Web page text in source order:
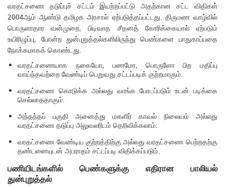
வரதட்சணை தடுப்புச் சட்டம் இயற்றப்பட்டு அதற்கான சட்ட விதிகள்
2004ஆம் ஆண்டு தமிழக அரசால் ஏற்படுத்தப்பட்டது. திருமண வாழ்வில்
பொருளாதார வன்முறை, பிடிவாத சீதனத் கோரிக்கையால் ஏற்படும்
உயிரிழுப்பு, போன்ற துன்புறுத்தல்களிலிருந்து பெண்களை பாதுகாப்பதை
நோக்கமாகக் கொண்டது.
வரதட்சணையாக நகையோ, பணமோ, பொருளோ பிற மதிப்பு
வாய்ந்தவற்றை வேண்டிப் பெறுவது சட்டப்படிக் குற்றமாகும்.
வரதட்சணை கொடுக்க அல்லது வாங்க போடப்படும் உடன் படிக்கை
செல்லாததாகும்.
அந்தந்தப் பகுதி அனைத்து மகளிர் காவல் நிலையம் அல்லது
வரதட்சணை தடுப்பு அலுவலரிடம் தெரிவிக்கலாம்.
வரதட்சணை வேண்டிய குற்றத்திற்கு அல்லது வரதட்சணை பெற்றதற்கு
தண்டனையுடன் அபராதம் சட்டப்படி விதிக்கப்படும்.
பணியிடங்களில் பெண்களுக்கு எதிரான பாலியல்
துன்புறுத்தல்